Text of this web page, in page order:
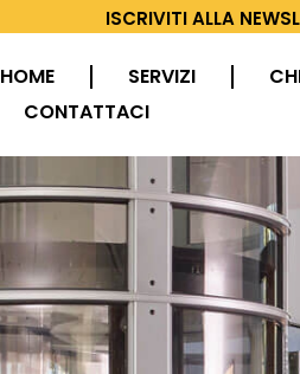
ISCRIVITI ALLA
HOME SERVIZI
CONTATTACI